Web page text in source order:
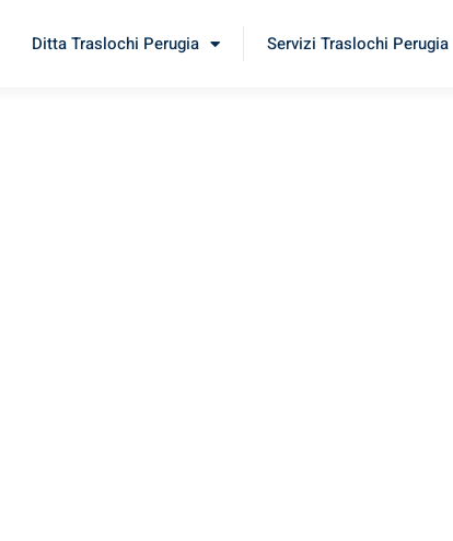
Ditta Traslochi Perugia Servizi Traslochi Perugia